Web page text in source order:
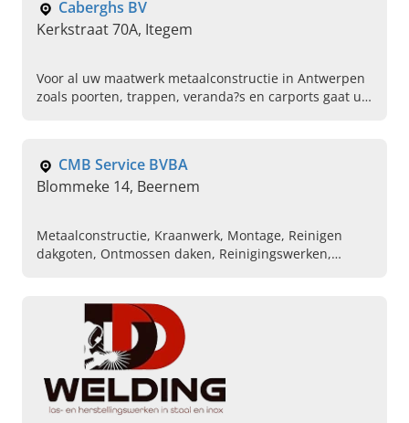
Caberghs BV
Kerkstraat 70A, Itegem
Voor al uw maatwerk metaalconstructie in Antwerpen
zoals poorten, trappen, veranda?s en carports gaat u
CMB Service BVBA
Blommeke 14, Beernem
Metaalconstructie, Kraanwerk, Montage, Reinigen
dakgoten, Ontmossen daken, Reinigingswerken,
rioolinspecties